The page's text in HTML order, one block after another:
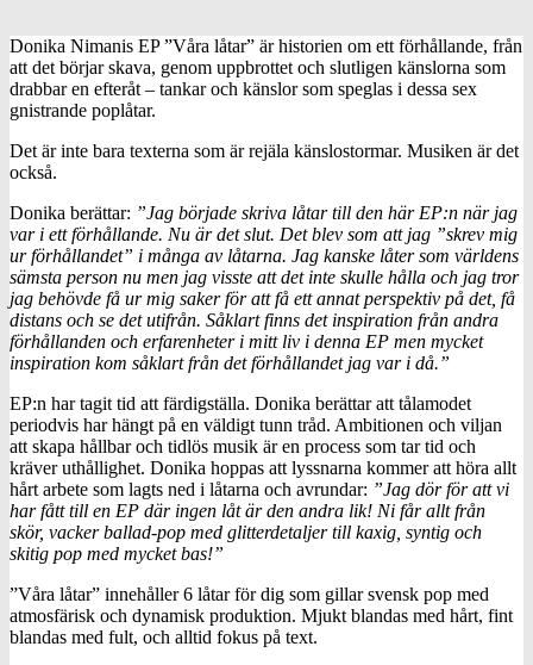
Donika Nimanis EP ”Våra låtar” är historien om ett förhållande, från
att det börjar skava, genom uppbrottet och slutligen känslorna som
drabbar en efteråt – tankar och känslor som speglas i dessa sex
gnistrande poplåtar.
Det är inte bara texterna som är rejäla känslostormar. Musiken är det
också.
Donika berättar: ”Jag började skriva låtar till den här EP:n när jag
var i ett förhållande. Nu är det slut. Det blev som att jag ”skrev mig
ur förhållandet” i många av låtarna. Jag kanske låter som världens
sämsta person nu men jag visste att det inte skulle hålla och jag tror
jag behövde få ur mig saker för att få ett annat perspektiv på det, få
distans och se det utifrån. Såklart finns det inspiration från andra
förhållanden och erfarenheter i mitt liv i denna EP men mycket
inspiration kom såklart från det förhållandet jag var i då.”
EP:n har tagit tid att färdigställa. Donika berättar att tålamodet
periodvis har hängt på en väldigt tunn tråd. Ambitionen och viljan
att skapa hållbar och tidlös musik är en process som tar tid och
kräver uthållighet. Donika hoppas att lyssnarna kommer att höra allt
hårt arbete som lagts ned i låtarna och avrundar: ”Jag dör för att vi
har fått till en EP där ingen låt är den andra lik! Ni får allt från
skör, vacker ballad-pop med glitterdetaljer till kaxig, syntig och
skitig pop med mycket bas!”
”Våra låtar” innehåller 6 låtar för dig som gillar svensk pop med
atmosfärisk och dynamisk produktion. Mjukt blandas med hårt, fint
blandas med fult, och alltid fokus på text.